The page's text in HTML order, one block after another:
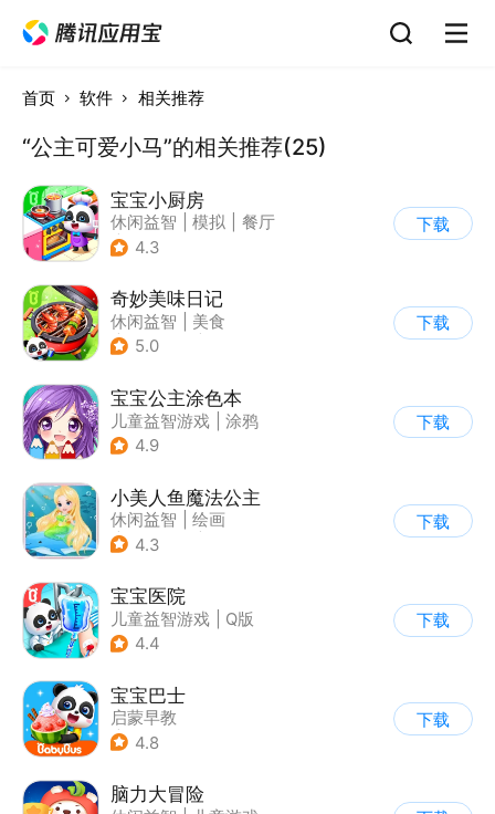
首页 软件 相关推荐
“公主可爱小马”的相关推荐(25)
宝宝小厨房
休闲益智 模拟
餐厅
| 宝宝巴士
4.3
下载
奇妙美味日记
休闲益智
美食
| 宝宝巴士
5.0
下载
宝宝公主涂色本
儿童益智游戏
涂鸦
4.9
下载
小美人鱼魔法公主
休闲益智
绘画
| 儿童游戏
4.3
下载
宝宝医院
儿童益智游戏
Q版
4.4
下载
宝宝巴士
启蒙早教
| 儿童益智游戏
4.8
下载
脑力大冒险